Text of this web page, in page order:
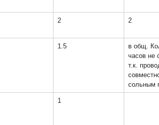
2 2
1.5
в общ.
часов не
т.к.
сольным
1